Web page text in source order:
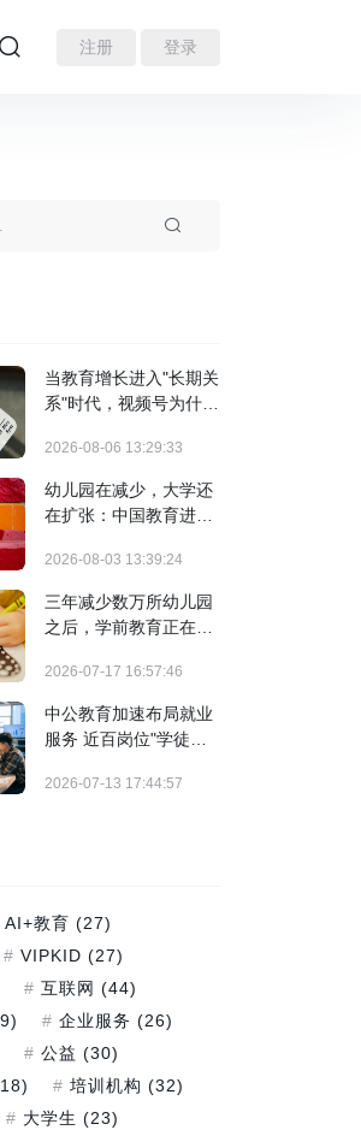
注册 登录
当教育增长进入"长期关
系"时代，视频号为什么
2026-08-06 13:29:33
幼儿园在减少，大学还
在扩张：中国教育进入
2026-08-03 13:39:24
三年减少数万所幼儿园
之后，学前教育正在发
2026-07-17 16:57:46
中公教育加速布局就业
服务 近百岗位"学徒
2026-07-13 17:44:57
AI+教育 (27)
VIPKID (27)
互联网 (44)
企业服务 (26)
公益 (30)
培训机构 (32)
大学生 (23)